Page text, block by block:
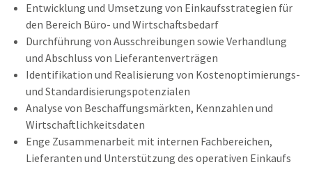
Entwicklung und Umsetzung von Einkaufsstrategien für
den Bereich Büro- und Wirtschaftsbedarf
Durchführung von Ausschreibungen sowie Verhandlung
und Abschluss von Lieferantenverträgen
Identifikation und Realisierung von Kostenoptimierungs-
und Standardisierungspotenzialen
Analyse von Beschaffungsmärkten, Kennzahlen und
Wirtschaftlichkeitsdaten
Enge Zusammenarbeit mit internen Fachbereichen,
Lieferanten und Unterstützung des operativen Einkaufs